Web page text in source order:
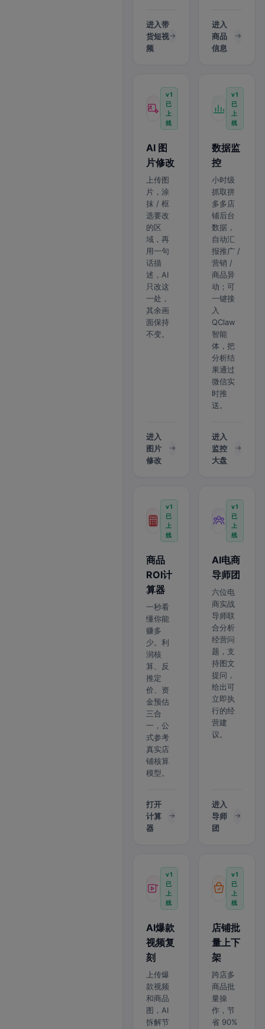
进入带
货短视
频
进入
商品
信息
v1
已
上
线
AI 图
片修改
上传图
片，涂
抹 / 框
选要改
的区
域，再
用一句
话描
述，AI
只改这
一处，
其余画
面保持
不变。
进入
图片
修改
v1
已
上
线
数据监
控
小时级
抓取拼
多多店
铺后台
数据，
自动汇
报推广 /
营销 /
商品异
动；可
一键接
入
QClaw
智能
体，把
分析结
果通过
微信实
时推
送。
进入
监控
大盘
v1
已
上
线
商品
ROI计
算器
一秒看
懂你能
赚多
少。利
润核
算、反
推定
价、资
金预估
三合
一，公
式参考
真实店
铺核算
模型。
打开
计算
器
v1
已
上
线
AI电商
导师团
六位电
商实战
导师联
合分析
经营问
题，支
持图文
提问，
给出可
立即执
行的经
营建
议。
进入
导师
团
v1
已
上
线
AI爆款
视频复
刻
上传爆
款视频
和商品
图，AI
拆解节
v1
已
上
线
店铺批
量上下
架
跨店多
商品批
量操
作，节
省 90%